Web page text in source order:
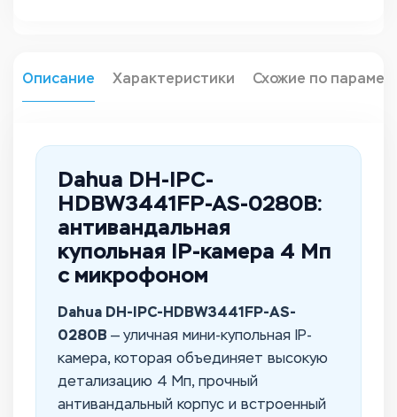
Описание Характеристики Схожие по
Dahua DH-IPC-
HDBW3441FP-AS-0280B:
антивандальная
купольная IP-камера 4 Мп
с микрофоном
Dahua DH-IPC-HDBW3441FP-AS-
0280B — уличная мини-купольная IP-
камера, которая объединяет высокую
детализацию 4 Мп, прочный
антивандальный корпус и встроенный